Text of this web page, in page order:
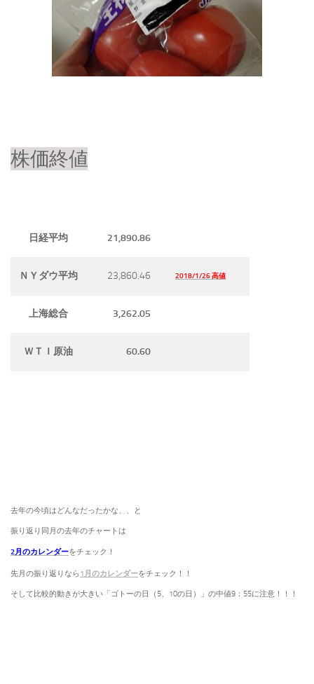
株価終値
日経平均 21,890.86
ＮＹダウ平均 23,860.46 2018/1/26 高値
上海総合 3,262.05
ＷＴＩ原油 60.60
去年の今頃はどんなだったかな、、と
振り返り同月の去年のチャートは
2月のカレンダーをチェック！
先月の振り返りなら1月のカレンダーをチェック！！
そして比較的動きが大きい「ゴトーの日（5、10の日）」の中値9：55に注意！！！